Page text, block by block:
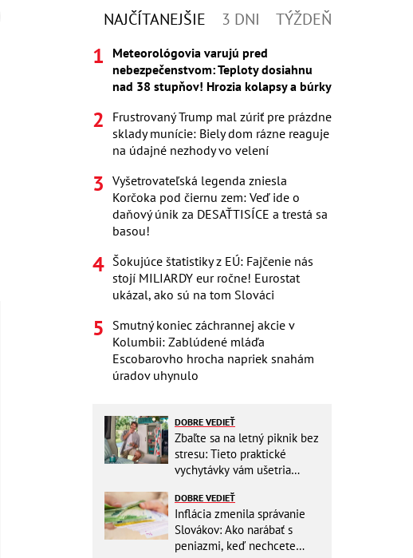
NAJČÍTANEJŠIE 3 DNI TÝŽDEŇ
Meteorológovia varujú pred
nebezpečenstvom: Teploty dosiahnu
nad 38 stupňov! Hrozia kolapsy a búrky
Frustrovaný Trump mal zúriť pre prázdne
sklady munície: Biely dom rázne reaguje
na údajné nezhody vo velení
Vyšetrovateľská legenda zniesla
Korčoka pod čiernu zem: Veď ide o
daňový únik za DESAŤTISÍCE a trestá sa
basou!
Šokujúce štatistiky z EÚ: Fajčenie nás
stojí MILIARDY eur ročne! Eurostat
ukázal, ako sú na tom Slováci
Smutný koniec záchrannej akcie v
Kolumbii: Zablúdené mláďa
Escobarovho hrocha napriek snahám
úradov uhynulo
DOBRE VEDIEŤ
Zbaľte sa na letný piknik bez
stresu: Tieto praktické
vychytávky vám ušetria
DOBRE VEDIEŤ
Inflácia zmenila správanie
Slovákov: Ako narábať s
peniazmi, keď nechcete